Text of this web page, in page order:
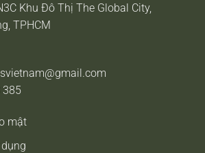
Khu Đô Thị The Global City,
TPHCM
385
mật